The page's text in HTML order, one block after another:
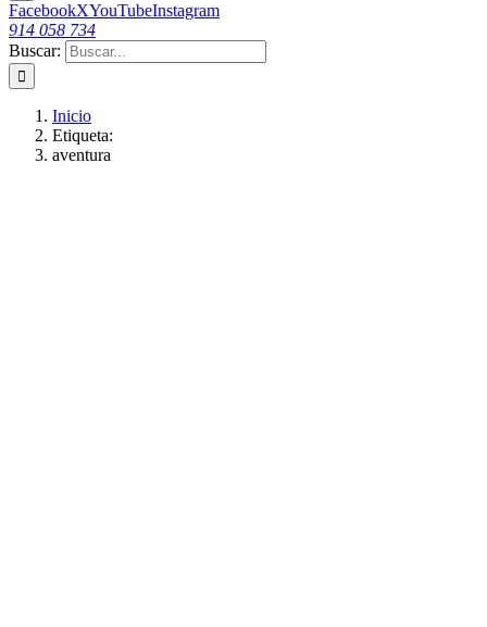
FacebookXYouTubeInstagram
914 058 734
Buscar:
Inicio
Etiqueta:
aventura